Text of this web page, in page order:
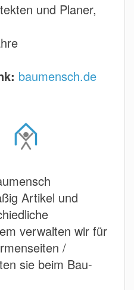
und Planer,
baumensch.de
Artikel und
verwalten wir für
/
sie beim Bau-